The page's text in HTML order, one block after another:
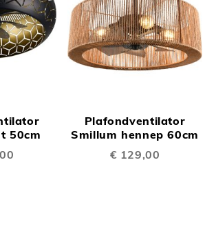
50cm
Plafondventilator
Smillum hennep 60cm
€ 129,00